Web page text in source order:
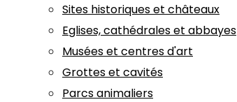
Sites historiques et châteaux
Eglises, cathédrales et abbayes
Musées et centres d'art
Grottes et cavités
Parcs animaliers